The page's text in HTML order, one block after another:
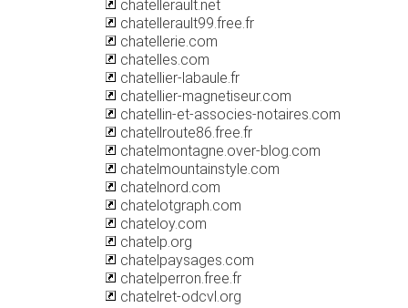
chatellerault.net
chatellerault99.free.fr
chatellerie.com
chatelles.com
chatellier-labaule.fr
chatellier-magnetiseur.com
chatellin-et-associes-notaires.com
chatellroute86.free.fr
chatelmontagne.over-blog.com
chatelmountainstyle.com
chatelnord.com
chatelotgraph.com
chateloy.com
chatelp.org
chatelpaysages.com
chatelperron.free.fr
chatelret-odcvl.org